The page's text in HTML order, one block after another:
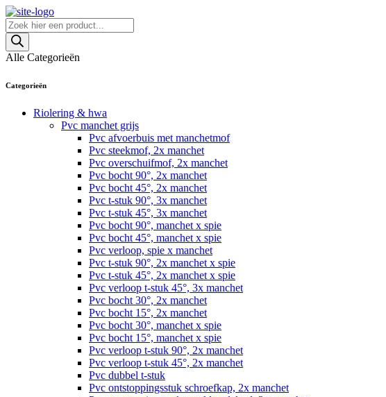
Skip
to
content
Producten
zoeken
Alle Categorieën
Categorieën
Riolering & hwa
Pvc manchet grijs
Pvc afvoerbuis met manchetmof
Pvc steekmof, 2x manchet
Pvc overschuifmof, 2x manchet
Pvc bocht 90°, 2x manchet
Pvc bocht 45°, 2x manchet
Pvc t-stuk 90°, 3x manchet
Pvc t-stuk 45°, 3x manchet
Pvc bocht 90°, manchet x spie
Pvc bocht 45°, manchet x spie
Pvc verloop, spie x manchet
Pvc t-stuk 90°, 2x manchet x spie
Pvc t-stuk 45°, 2x manchet x spie
Pvc verloop t-stuk 45°, 3x manchet
Pvc bocht 30°, 2x manchet
Pvc bocht 15°, 2x manchet
Pvc bocht 30°, manchet x spie
Pvc bocht 15°, manchet x spie
Pvc verloop t-stuk 90°, 2x manchet
Pvc verloop t-stuk 45°, 2x manchet
Pvc dubbel t-stuk
Pvc ontstoppingsstuk schroefkap, 2x manchet